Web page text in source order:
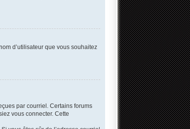
d’utilisateur que vous souhaitez
par courriel. Certains forums
vous connecter. Cette